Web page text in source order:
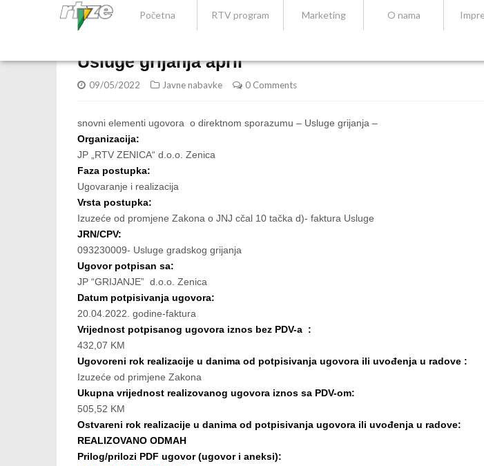
Početna RTV program Marketing O nama
Usluge grijanja april
09/05/2022 Javne nabavke 0 Comments
snovni elementi ugovora o direktnom sporazumu – Usluge grijanja –
Organizacija:
JP „RTV ZENICA“ d.o.o. Zenica
Faza postupka:
Ugovaranje i realizacija
Vrsta postupka:
Izuzeće od promjene Zakona o JNJ cčal 10 tačka d)- faktura Usluge
JRN/CPV:
093230009- Usluge gradskog grijanja
Ugovor potpisan sa:
JP “GRIJANJE” d.o.o. Zenica
Datum potpisivanja ugovora:
20.04.2022. godine-faktura
Vrijednost potpisanog ugovora iznos bez PDV-a :
432,07 KM
Ugovoreni rok realizacije u danima od potpisivanja ugovora ili uvođenja u radove :
Izuzeće od primjene Zakona
Ukupna vrijednost realizovanog ugovora iznos sa PDV-om:
505,52 KM
Ostvareni rok realizacije u danima od potpisivanja ugovora ili uvođenja u radove:
REALIZOVANO ODMAH
Prilog/prilozi PDF ugovor (ugovor i aneksi):